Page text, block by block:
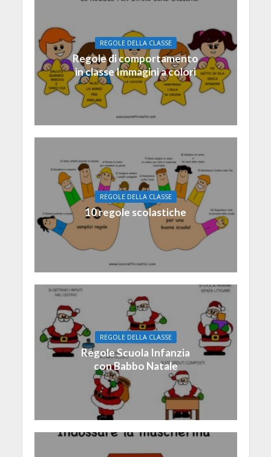
REGOLE DELLA CLASSE
Regole di comportamento
in classe Immagini a colori
REGOLE DELLA CLASSE
10 regole scolastiche
REGOLE DELLA CLASSE
Regole Scuola Infanzia
con Babbo Natale